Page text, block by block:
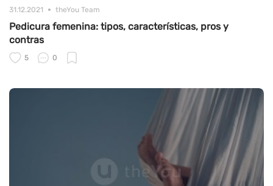
31.12.2021 theYou Team
Pedicura femenina: tipos, características, pros y
contras
5 0